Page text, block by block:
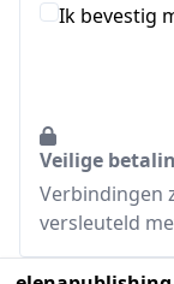
Ik bevestig
Veilige
Verbindingen
versleuteld